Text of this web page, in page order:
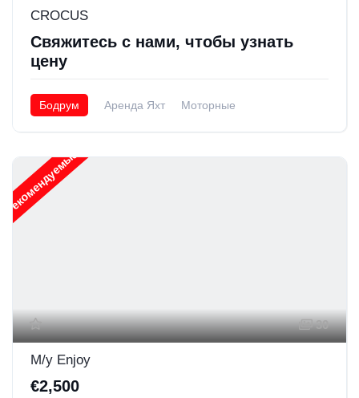
CROCUS
Свяжитесь с нами, чтобы узнать
цену
Бодрум Аренда Яхт Моторные
Рекомендуемые
30
M/y Enjoy
€2,500